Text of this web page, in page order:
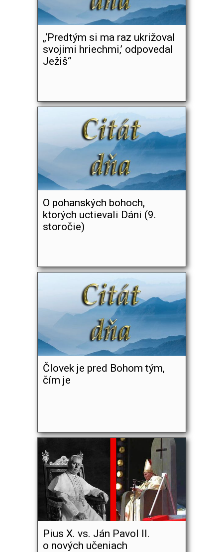
„‘Predtým si ma raz ukrižoval
svojimi hriechmi,’ odpovedal
Ježiš“
O pohanských bohoch,
ktorých uctievali Dáni (9.
storočie)
Človek je pred Bohom tým,
čím je
Pius X. vs. Ján Pavol II.
o nových učeniach